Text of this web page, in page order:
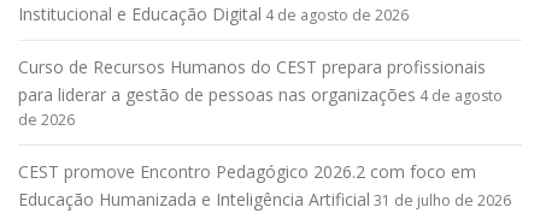
Institucional e Educação Digital 4 de agosto de 2026
Curso de Recursos Humanos do CEST prepara profissionais
para liderar a gestão de pessoas nas organizações 4 de agosto
de 2026
CEST promove Encontro Pedagógico 2026.2 com foco em
Educação Humanizada e Inteligência Artificial 31 de julho de 2026